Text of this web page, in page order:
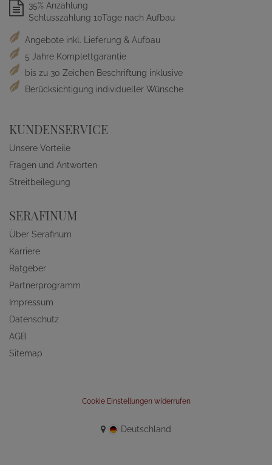
35% Anzahlung
Schlusszahlung 10Tage nach Aufbau
Angebote inkl. Lieferung & Aufbau
5 Jahre Komplettgarantie
bis zu 30 Zeichen Beschriftung inklusive
Berücksichtigung individueller Wünsche
KUNDENSERVICE
Unsere Vorteile
Fragen und Antworten
Streitbeilegung
SERAFINUM
Über Serafinum
Karriere
Ratgeber
Partnerprogramm
Impressum
Datenschutz
AGB
Sitemap
Cookie Einstellungen widerrufen
Deutschland